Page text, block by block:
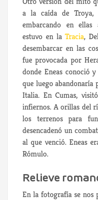
a la caída de Troya,
embarcando en ellas
estuvo en laTracia,
desembarcar en las
fue provocada por
donde Eneas conoció
que luego
Italia. En Cumas,
infiernos. A orillas del
los terrenos para
desencadenó un
al que venció. Eneas
Rómulo.
Relieve
En la fotografía se nos